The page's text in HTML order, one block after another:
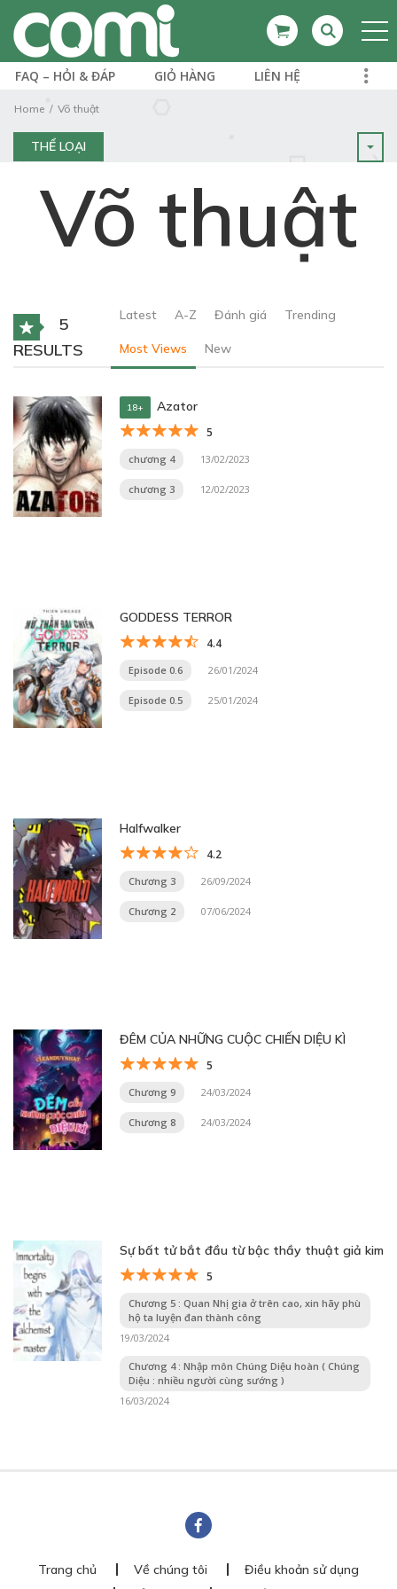
FAQ – HỎI & ĐÁP GIỎ HÀNG LIÊN HỆ
Home Võ thuật
THỂ LOẠI
Võ thuật
5
RESULTS
Latest A-Z Đánh giá Trending
Most Views New
18+ Azator
5
chương 4 13/02/2023
chương 3 12/02/2023
GODDESS TERROR
4.4
Episode 0.6 26/01/2024
Episode 0.5 25/01/2024
Halfwalker
4.2
Chương 3 26/09/2024
Chương 2 07/06/2024
ĐÊM CỦA NHỮNG CUỘC CHIẾN DIỆU KÌ
5
Chương 9 24/03/2024
Chương 8 24/03/2024
Sự bất tử bắt đầu từ bậc thầy thuật giả kim
5
Chương 5 : Quan Nhị gia ở trên cao, xin hãy phù
hộ ta luyện đan thành công
19/03/2024
Chương 4 : Nhập môn Chúng Diệu hoàn ( Chúng
Diệu : nhiều người cùng sướng )
16/03/2024
Trang chủ Về chúng tôi
Điều khoản sử dụng